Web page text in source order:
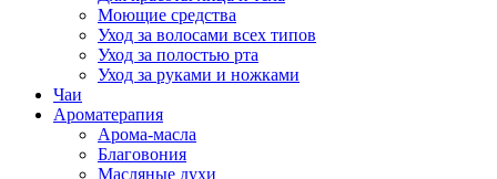
Моющие средства
Уход за волосами всех типов
Уход за полостью рта
Уход за руками и ножками
Чаи
Ароматерапия
Арома-масла
Благовония
Масляные духи